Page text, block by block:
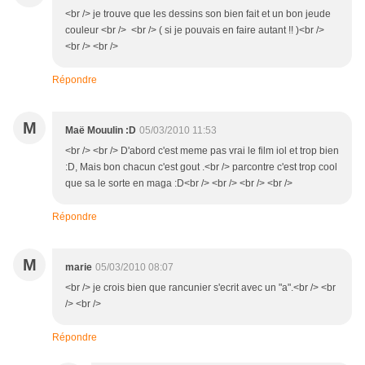
<br /> je trouve que les dessins son bien fait et un bon jeude
couleur <br /> <br /> ( si je pouvais en faire autant !! )<br />
<br /> <br />
Répondre
M Maë Mouulin :D 05/03/2010 11:53
<br /> <br /> D'abord c'est meme pas vrai le film iol et trop bien
:D, Mais bon chacun c'est gout .<br /> parcontre c'est trop cool
que sa le sorte en maga :D<br /> <br /> <br /> <br />
Répondre
M marie 05/03/2010 08:07
<br /> je crois bien que rancunier s'ecrit avec un "a".<br /> <br
/> <br />
Répondre